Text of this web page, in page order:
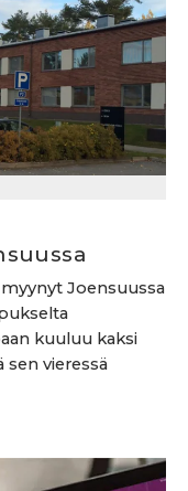
Joensuussa
kuuluu kaksi
sen vieressä